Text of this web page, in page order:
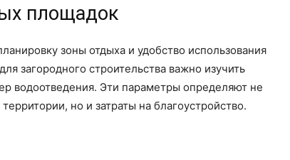
площадок
зоны отдыха и удобство использования
загородного строительства важно изучить
водоотведения. Эти параметры определяют не
но и затраты на благоустройство.